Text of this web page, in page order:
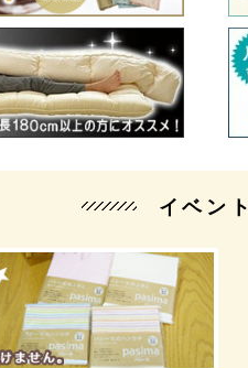
イベント